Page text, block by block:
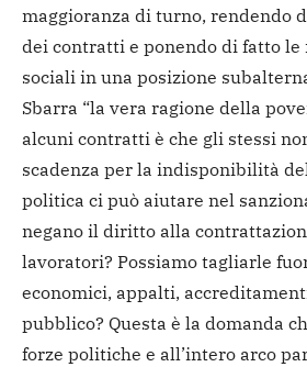
maggioranza di turno, rendendo
dei contratti e ponendo di fatto le
sociali in una posizione
Sbarra “la vera ragione della
alcuni contratti è che gli stessi
scadenza per la indisponibilità
politica ci può aiutare nel
negano il diritto alla
lavoratori? Possiamo tagliarle
economici, appalti,
pubblico? Questa è la domanda
forze politiche e all’intero arco